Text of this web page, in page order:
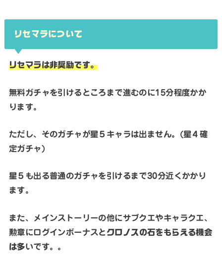
リセマラについて
リセマラは非奨励です。
無料ガチャを引けるところまで進むのに15分程度かか
ります。
ただし、そのガチャが星５キャラは出ません。(星４確
定ガチャ)
星５も出る普通のガチャを引けるまで30分近くかかり
ます。
また、メインストーリーの他にサブクエやキャラクエ、
勲章にログインボーナスと クロノスの石をもらえる機会
は多いです。。